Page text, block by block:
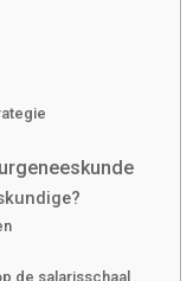
de salarisschaal